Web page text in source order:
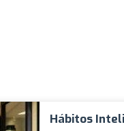
Hábitos